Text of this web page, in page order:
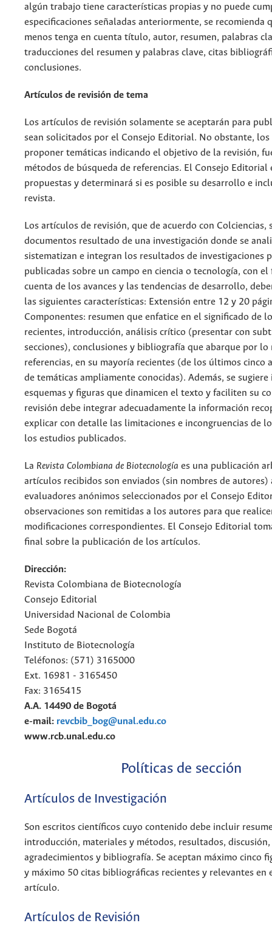
algún trabajo tiene características propias y no puede
especificaciones señaladas anteriormente, se recomienda
menos tenga en cuenta título, autor, resumen, palabras
traducciones del resumen y palabras clave, citas
conclusiones.
Artículos de revisión de tema
Los artículos de revisión solamente se aceptarán para
sean solicitados por el Consejo Editorial. No obstante,
proponer temáticas indicando el objetivo de la revisión,
métodos de búsqueda de referencias. El Consejo Editorial
propuestas y determinará si es posible su desarrollo e
revista.
Los artículos de revisión, que de acuerdo con Colciencias,
documentos resultado de una investigación donde se
sistematizan e integran los resultados de investigaciones
publicadas sobre un campo en ciencia o tecnología, con el
cuenta de los avances y las tendencias de desarrollo,
las siguientes características: Extensión entre 12 y 20
Componentes: resumen que enfatice en el significado de
recientes, introducción, análisis crítico (presentar con
secciones), conclusiones y bibliografía que abarque por lo
referencias, en su mayoría recientes (de los últimos cinco
de temáticas ampliamente conocidas). Además, se
esquemas y figuras que dinamicen el texto y faciliten su
revisión debe integrar adecuadamente la información
explicar con detalle las limitaciones e incongruencias de
los estudios publicados.
La Revista Colombiana de Biotecnología es una publicación
artículos recibidos son enviados (sin nombres de autores)
evaluadores anónimos seleccionados por el Consejo
observaciones son remitidas a los autores para que
modificaciones correspondientes. El Consejo Editorial
final sobre la publicación de los artículos.
Dirección:
Revista Colombiana de Biotecnología
Consejo Editorial
Universidad Nacional de Colombia
Sede Bogotá
Instituto de Biotecnología
Teléfonos: (571) 3165000
Ext. 16981 - 3165450
Fax: 3165415
A.A. 14490 de Bogotá
e-mail: revcbib_bog@unal.edu.co
www.rcb.unal.edu.co
Políticas de sección
Artículos de Investigación
Son escritos científicos cuyo contenido debe incluir
introducción, materiales y métodos, resultados, discusión,
agradecimientos y bibliografía. Se aceptan máximo cinco
y máximo 50 citas bibliográficas recientes y relevantes en
artículo.
Artículos de Revisión